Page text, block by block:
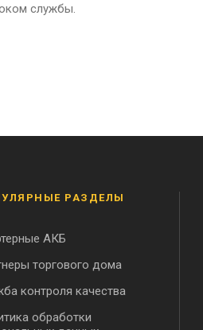
службы.
РАЗДЕЛЫ
АКБ
торгового дома
контроля качества
обработки